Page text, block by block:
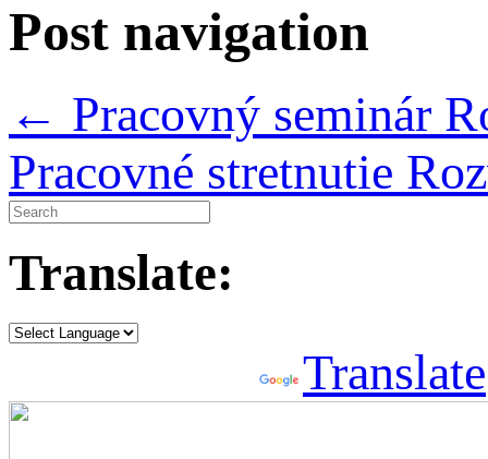
Post navigation
← Pracovný seminár
Pracovné stretnutie
Translate:
Translate